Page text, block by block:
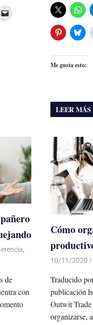
Me gusta esto:
LEER MÁS
,
de
con
Cómo
10/11/2020
Traducido
publicación
Outwit Trade
organizarse,